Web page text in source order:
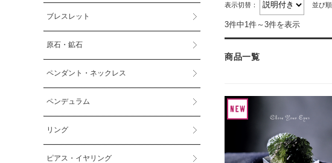
表示切替： 並び順
3件中1件～3件を表示
商品一覧
ブレスレット
原石・鉱石
ペンダント・ネックレス
ペンデュラム
リング
ピアス・イヤリング